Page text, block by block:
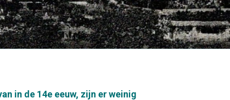
in de 14e eeuw, zijn er weinig